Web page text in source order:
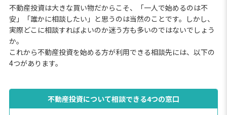
不動産投資は大きな買い物だからこそ、「一人で始めるのは不
安」「誰かに相談したい」と思うのは当然のことです。しかし、
実際どこに相談すればよいのか迷う方も多いのではないでしょう
か。
これから不動産投資を始める方が利用できる相談先には、以下の
4つがあります。
不動産投資について相談できる4つの窓口